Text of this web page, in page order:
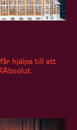
får hjälpa till att